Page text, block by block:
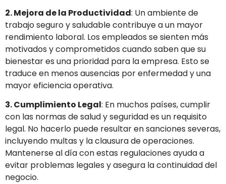
2. Mejora de la Productividad: Un ambiente de
trabajo seguro y saludable contribuye a un mayor
rendimiento laboral. Los empleados se sienten más
motivados y comprometidos cuando saben que su
bienestar es una prioridad para la empresa. Esto se
traduce en menos ausencias por enfermedad y una
mayor eficiencia operativa.
3. Cumplimiento Legal: En muchos países, cumplir
con las normas de salud y seguridad es un requisito
legal. No hacerlo puede resultar en sanciones severas,
incluyendo multas y la clausura de operaciones.
Mantenerse al día con estas regulaciones ayuda a
evitar problemas legales y asegura la continuidad del
negocio.